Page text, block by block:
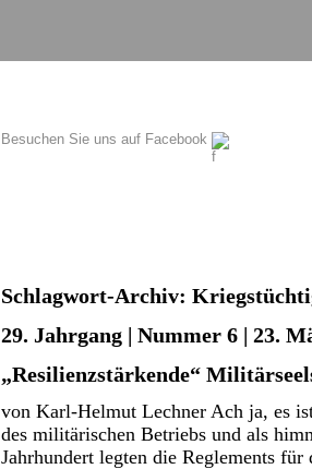
Besuchen Sie uns auf Facebook
Schlagwort-Archiv:
29. Jahrgang | Nummer 6 | 23.
„Resilienzstärkende“
von Karl-Helmut Lechner Ach ja, es
des militärischen Betriebs und als
Jahrhundert legten die Reglements